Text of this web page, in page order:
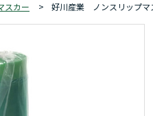
スカー > 好川産業 ノンスリップ